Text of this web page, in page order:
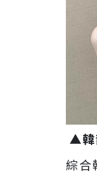
▲韓
綜合